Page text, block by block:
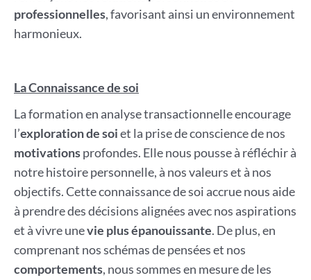
professionnelles, favorisant ainsi un environnement
harmonieux.
La Connaissance de soi
La formation en analyse transactionnelle encourage
l’exploration de soiet la prise de conscience de nos
motivationsprofondes. Elle nous pousse à réfléchir à
notre histoire personnelle, à nos valeurs et à nos
objectifs. Cette connaissance de soi accrue nous aide
à prendre des décisions alignées avec nos aspirations
et à vivre unevie plus épanouissante. De plus, en
comprenant nos schémas de pensées et nos
comportements, nous sommes en mesure de les